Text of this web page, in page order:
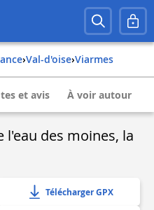
› val-d'oise› viarmes
et avis À voir autour
l'eau des moines, la
Télécharger GPX